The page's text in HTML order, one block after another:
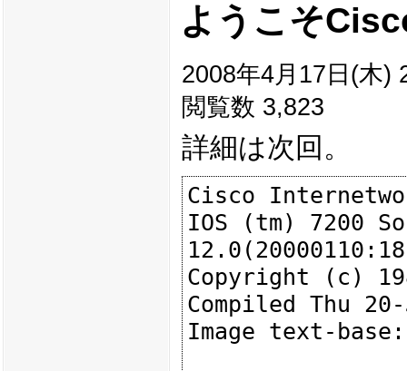
ようこそ
2008年4月17日(木)
閲覧数 3,823
詳細は次回。
Cisco
IOS (tm) 7200
Copyright (c)
Compiled Thu
Image text-base: